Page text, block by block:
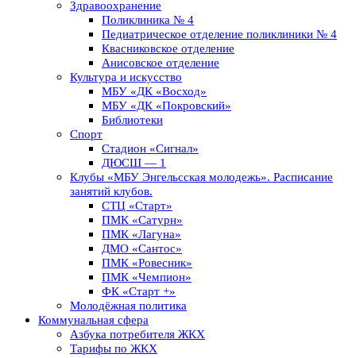
Здравоохранение
Поликлиника № 4
Педиатрическое отделение поликлиники № 4
Квасниковское отделение
Анисовское отделение
Культура и искусство
МБУ «ДК «Восход»
МБУ «ДК «Покровский»
Библиотеки
Спорт
Стадион «Сигнал»
ДЮСШ — 1
Клубы «МБУ Энгельсская молодежь». Расписание
занятий клубов.
СТЦ «Старт»
ПМК «Сатурн»
ПМК «Лагуна»
ДМО «Сантос»
ПМК «Ровесник»
ПМК «Чемпион»
ФК «Старт +»
Молодёжная политика
Коммунальная сфера
Азбука потребителя ЖКХ
Тарифы по ЖКХ